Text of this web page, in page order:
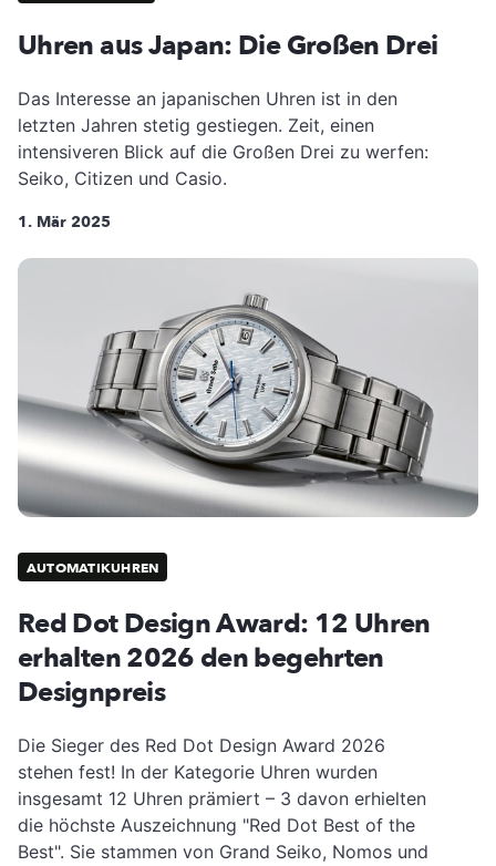
Uhren aus Japan: Die Großen Drei
Das Interesse an japanischen Uhren ist in den
letzten Jahren stetig gestiegen. Zeit, einen
intensiveren Blick auf die Großen Drei zu werfen:
Seiko, Citizen und Casio.
1. Mär 2025
AUTOMATIKUHREN
Red Dot Design Award: 12 Uhren
erhalten 2026 den begehrten
Designpreis
Die Sieger des Red Dot Design Award 2026
stehen fest! In der Kategorie Uhren wurden
insgesamt 12 Uhren prämiert – 3 davon erhielten
die höchste Auszeichnung "Red Dot Best of the
Best". Sie stammen von Grand Seiko, Nomos und